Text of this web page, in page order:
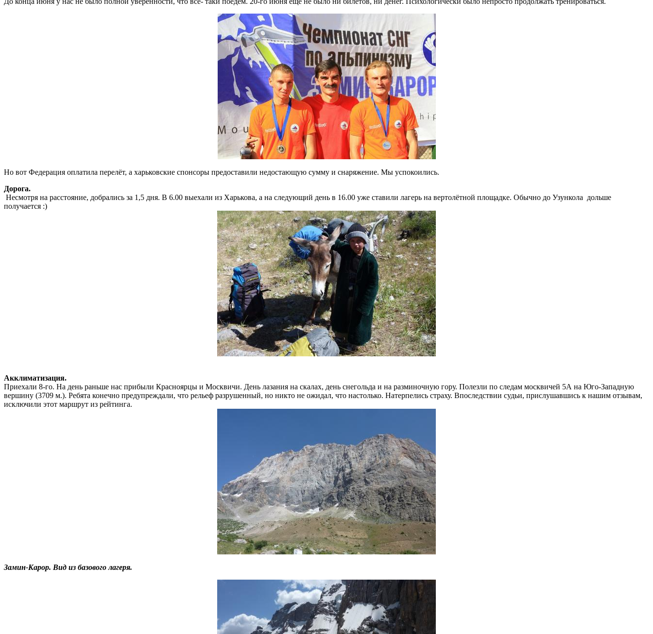
Но вот Федерация оплатила перелёт, а харьковские спонсоры предоставили недостающую сумму и снаряжение. Мы успокоились.
Дорога.
Несмотря на расстояние, добрались за 1,5 дня. В 6.00 выехали из Харькова, а на следующий день в 16.00 уже ставили лагерь на вертолётной площадке. Обычно до Узункола дольше
получается :)
Акклиматизация.
Приехали 8-го. На день раньше нас прибыли Красноярцы и Москвичи. День лазания на скалах, день снегольда и на разминочную гору. Полезли по следам москвичей 5А на Юго-Западную
вершину (3709 м.). Ребята конечно предупреждали, что рельеф разрушенный, но никто не ожидал, что настолько. Натерпелись страху. Впоследствии судьи, прислушавшись к нашим отзывам,
исключили этот маршрут из рейтинга.
Замин-Карор. Вид из базового лагеря.